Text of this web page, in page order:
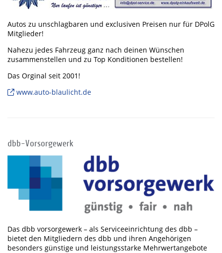
Autos zu unschlagbaren und exclusiven Preisen nur für DPolG
Mitglieder!
Nahezu jedes Fahrzeug ganz nach deinen Wünschen
zusammenstellen und zu Top Konditionen bestellen!
Das Orginal seit 2001!
www.auto-blaulicht.de
dbb-Vorsorgewerk
Das dbb vorsorgewerk – als Serviceeinrichtung des dbb –
bietet den Mitgliedern des dbb und ihren Angehörigen
besonders günstige und leistungsstarke Mehrwertangebote